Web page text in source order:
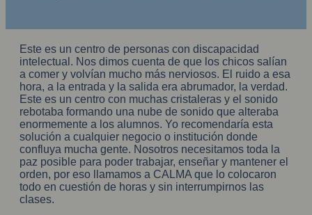
Este es un centro de personas con discapacidad
intelectual. Nos dimos cuenta de que los chicos salían
a comer y volvían mucho más nerviosos. El ruido a esa
hora, a la entrada y la salida era abrumador, la verdad.
Este es un centro con muchas cristaleras y el sonido
rebotaba formando una nube de sonido que alteraba
enormemente a los alumnos. Yo recomendaría esta
solución a cualquier negocio o institución donde
confluya mucha gente. Nosotros necesitamos toda la
paz posible para poder trabajar, enseñar y mantener el
orden, por eso llamamos a CALMA que lo colocaron
todo en cuestión de horas y sin interrumpirnos las
clases.